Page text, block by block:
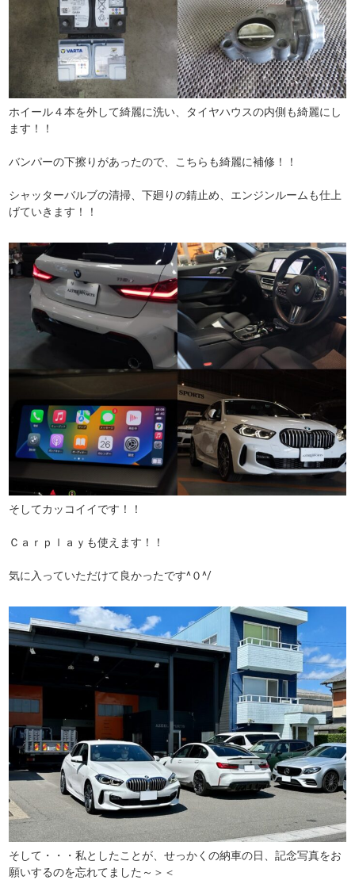
ホイール４本を外して綺麗に洗い、タイヤハウスの内側も綺麗にし
ます！！
バンパーの下擦りがあったので、こちらも綺麗に補修！！
シャッターバルブの清掃、下廻りの錆止め、エンジンルームも仕上
げていきます！！
そしてカッコイイです！！
Ｃａｒｐｌａｙも使えます！！
気に入っていただけて良かったです^０^/
そして・・・私としたことが、せっかくの納車の日、記念写真をお
願いするのを忘れてました～＞＜